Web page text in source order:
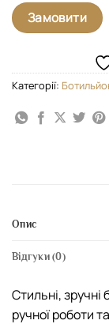
Замовити
Категорії:
Опис
Відгуки (0)
Стильні,
ручної роботи